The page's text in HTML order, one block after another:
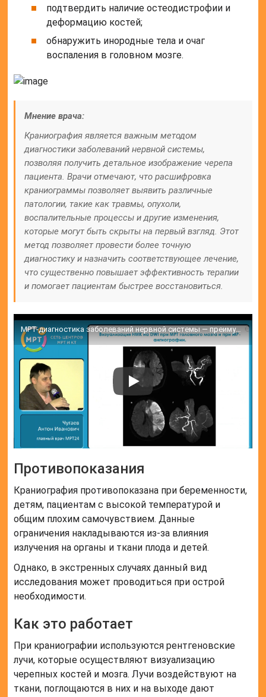
подтвердить наличие остеодистрофии и
деформацию костей;
обнаружить инородные тела и очаг
воспаления в головном мозге.
Мнение врача:
Краниография является важным методом
диагностики заболеваний нервной системы,
позволяя получить детальное изображение черепа
пациента. Врачи отмечают, что расшифровка
краниограммы позволяет выявить различные
патологии, такие как травмы, опухоли,
воспалительные процессы и другие изменения,
которые могут быть скрыты на первый взгляд. Этот
метод позволяет провести более точную
диагностику и назначить соответствующее лечение,
что существенно повышает эффективность терапии
и помогает пациентам быстрее восстановиться.
МРТ-диагностика заболеваний нервной системы — преимущества диагностических программ
Противопоказания
Краниография противопоказана при беременности,
детям, пациентам с высокой температурой и
общим плохим самочувствием. Данные
ограничения накладываются из-за влияния
излучения на органы и ткани плода и детей.
Однако, в экстренных случаях данный вид
исследования может проводиться при острой
необходимости.
Как это работает
При краниографии используются рентгеновские
лучи, которые осуществляют визуализацию
черепных костей и мозга. Лучи воздействуют на
ткани, поглощаются в них и на выходе дают